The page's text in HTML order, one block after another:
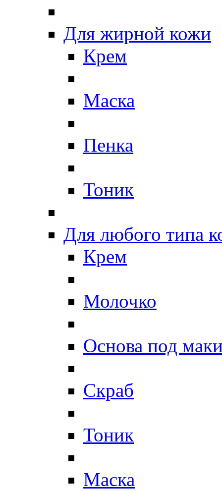
Для жирной кожи
Крем
Маска
Пенка
Тоник
Для любого типа
Крем
Молочко
Основа под
Скраб
Тоник
Маска